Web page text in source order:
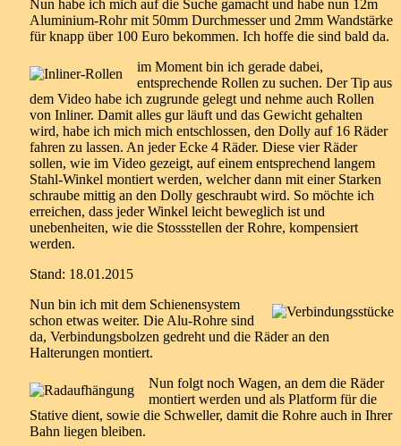
Nun habe ich mich auf die Suche gamacht und habe nun 12m
Aluminium-Rohr mit 50mm Durchmesser und 2mm Wandstärke
für knapp über 100 Euro bekommen. Ich hoffe die sind bald da.
im Moment bin ich gerade dabei,
entsprechende Rollen zu suchen. Der Tip aus
dem Video habe ich zugrunde gelegt und nehme auch Rollen
von Inliner. Damit alles gur läuft und das Gewicht gehalten
wird, habe ich mich mich entschlossen, den Dolly auf 16 Räder
fahren zu lassen. An jeder Ecke 4 Räder. Diese vier Räder
sollen, wie im Video gezeigt, auf einem entsprechend langem
Stahl-Winkel montiert werden, welcher dann mit einer Starken
schraube mittig an den Dolly geschraubt wird. So möchte ich
erreichen, dass jeder Winkel leicht beweglich ist und
unebenheiten, wie die Stossstellen der Rohre, kompensiert
werden.
Stand: 18.01.2015
Nun bin ich mit dem Schienensystem
schon etwas weiter. Die Alu-Rohre sind
da, Verbindungsbolzen gedreht und die Räder an den
Halterungen montiert.
Nun folgt noch Wagen, an dem die Räder
montiert werden und als Platform für die
Stative dient, sowie die Schweller, damit die Rohre auch in Ihrer
Bahn liegen bleiben.